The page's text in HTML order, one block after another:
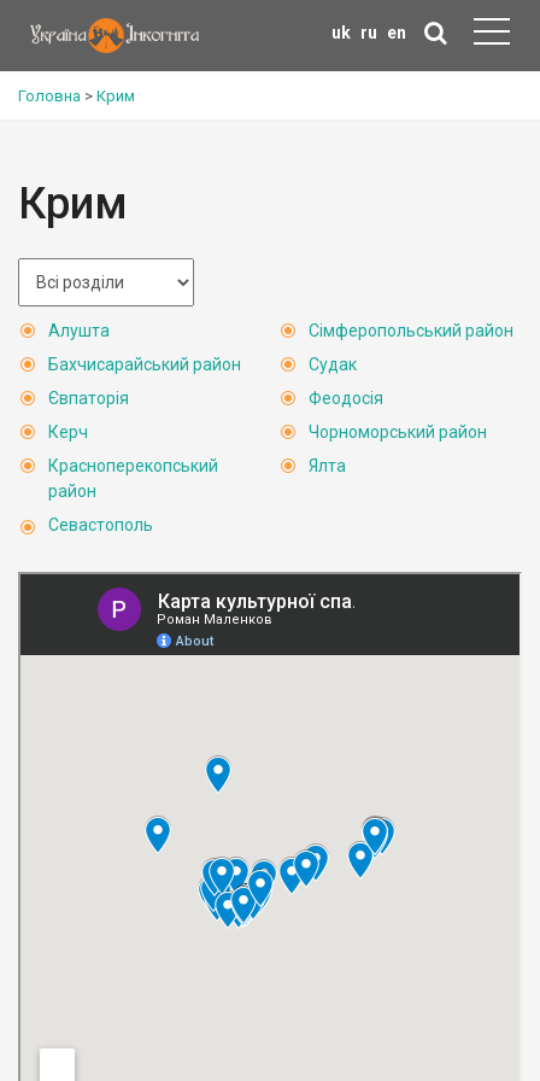
uk ru en
Головна > Крим
Крим
Алушта
Бахчисарайський район
Євпаторія
Керч
Красноперекопський
район
Севастополь
Сімферопольський район
Судак
Феодосія
Чорноморський район
Ялта